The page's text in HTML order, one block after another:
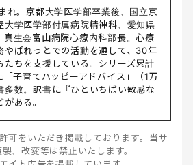
れ。京都大学医学部卒業後、国立京
大学医学部付属病院精神科、愛知県
真生会富山病院心療内科部長。心療
やぱれっとでの活動を通して、30年
たちを支援している。シリーズ累計
子育てハッピーアドバイス」（1万
多数。訳書に『ひといちばい敏感な
ある。
可をいただき掲載しております。当サ
、改変等は禁止いたします。